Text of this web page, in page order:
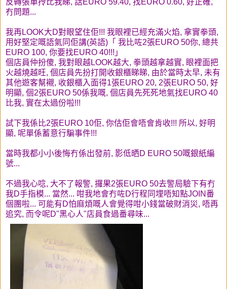
冇問題...
我再LOOK大D對眼望住佢!!! 我眼裡已經充滿火焰, 拿實拳頭,
用好堅定嘅語氣同佢講(英語)「 我比咗2張EURO 50你, 總共
EURO 100, 你要找EURO 40!!!」
個店員仲扮傻, 我對眼越LOOK越大, 拳頭越拿越實, 眼裡面把
火越燒越旺, 個店員先扮打開收銀櫃睇睇, 由於當時太早, 未有
其他遊客幫襯, 收銀櫃入面得1張EURO 20, 2張EURO 50, 好
明顯, 個2張EURO 50係我嘅, 個店員先死死地氣找EURO 40
比我, 實在太過份啦!!!
試下我係比2張EURO 10佢, 你估佢會唔會肯收!!! 所以, 好明
顯, 呢單係蓄意行騙事件!!!
當時我都小小後悔冇係出發前, 影低晒D EURO 50嘅銀紙編
號...
不過我心唸, 大不了報警, 攞果2張EURO 50去警局驗下有冇
我D手指模... 當然... 咁我地會冇咗D行程同埋唔知點JOIN番
個團啦... 可能有D怕麻煩嘅人會覺得咁小錢當破財消災, 唔再
追究, 而令呢D"黑心人"店員食過番尋味...